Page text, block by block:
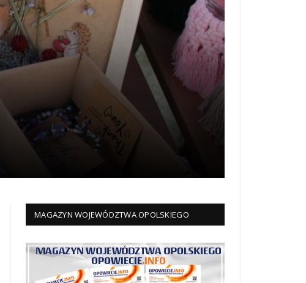
MAGAZYN WOJEWÓDZTWA OPOLSKIEGO